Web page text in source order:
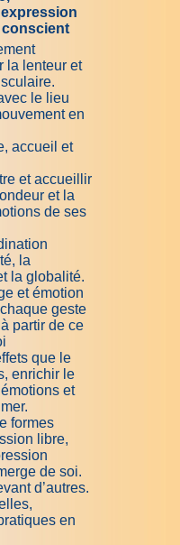
conscient
la lenteur et
le lieu
en
accueil et
et accueillir
et la
de ses
la
la globalité.
et émotion
geste
partir de ce
que le
enrichir le
et
formes
libre,
de soi.
d’autres.
en